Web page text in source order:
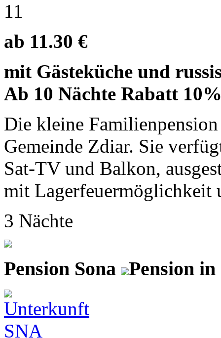
11
ab 11.30 €
mit Gästeküche und
Ab 10 Nächte Rabatt
Die kleine
Gemeinde Zdiar. Sie
Sat-TV und Balkon,
mit Lagerfeuermöglichkeit
3 Nächte
Pension Sona Pension